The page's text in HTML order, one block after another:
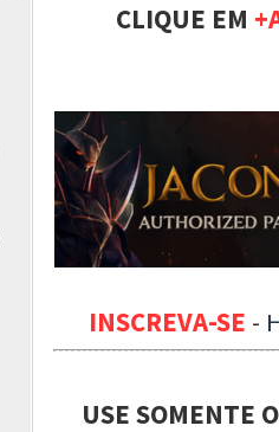
CLIQUE EM
INSCREVA-SE -
USE SOMENTE